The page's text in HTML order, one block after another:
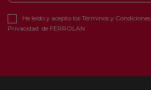
He leído y acepto los Términos y Condiciones
Privacidad de FERROLAN